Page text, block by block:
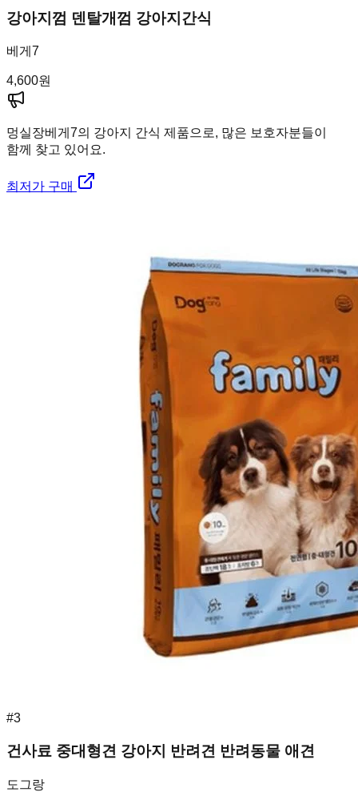
강아지껌 덴탈개껌 강아지간식
베게7
4,600원
멍실장베게7의 강아지 간식 제품으로, 많은 보호자분들이
함께 찾고 있어요.
최저가 구매
#3
건사료 중대형견 강아지 반려견 반려동물 애견
도그랑